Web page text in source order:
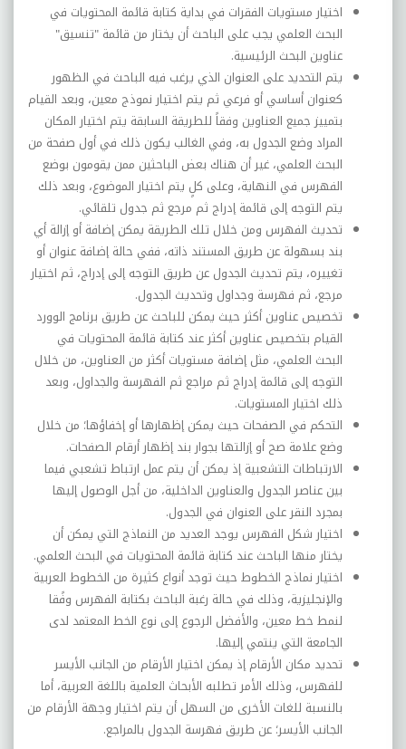
اختيار مستويات الفقرات في بداية كتابة قائمة المحتويات في
البحث العلمي يجب على الباحث أن يختار من قائمة "تنسيق"
عناوين البحث الرئيسية.
يتم التحديد على العنوان الذي يرغب فيه الباحث في الظهور
كعنوان أساسي أو فرعي ثم يتم اختيار نموذج معين، وبعد القيام
بتمييز جميع العناوين وفقاً للطريقة السابقة يتم اختيار المكان
المراد وضع الجدول به، وفي الغالب يكون ذلك في أول صفحة من
البحث العلمي، غير أن هناك بعض الباحثين ممن يقومون بوضع
الفهرس في النهاية، وعلى كلٍ يتم اختيار الموضوع، وبعد ذلك
يتم التوجه إلى قائمة إدراج ثم مرجع ثم جدول تلقائي.
تحديث الفهرس ومن خلال تلك الطريقة يمكن إضافة أو إزالة أي
بند بسهولة عن طريق المستند ذاته، ففي حالة إضافة عنوان أو
تغييره، يتم تحديث الجدول عن طريق التوجه إلى إدراج، ثم اختيار
مرجع، ثم فهرسة وجداول وتحديث الجدول.
تخصيص عناوين أكثرحيث يمكن للباحث عن طريق برنامج الوورد
القيام بتخصيص عناوين أكثرعند كتابة قائمة المحتويات في
البحث العلمي، مثل إضافة مستويات أكثر من العناوين، من خلال
التوجه إلى قائمة إدراج ثم مراجع ثم الفهرسة والجداول، وبعد
ذلك اختيار المستويات.
التحكم في الصفحات حيث يمكن إظهارها أو إخفاؤها؛ من خلال
وضععلامة صح أو إزالتها بجوار بند إظهارأرقام الصفحات.
الارتباطات التشعبيةإذ يمكن أن يتم عمل ارتباط تشعبي فيما
بين عناصر الجدول والعناوين الداخلية، من أجل الوصولإليها
بمجرد النقر على العنوان في الجدول.
اختيار شكل الفهرس يوجد العديد من النماذج التي يمكن أن
يختار منها الباحث عند كتابة قائمة المحتويات في البحث العلمي.
اختيار نماذج الخطوط حيث توجد أنواع كثيرة من الخطوط العربية
والإنجليزية، وذلك في حالة رغبة الباحث بكتابة الفهرس وفًقا
لنمط خط معين، والأفضل الرجوع إلى نوع الخط المعتمد لدى
الجامعة التي ينتمي إليها.
تحديد مكان الأرقامإذ يمكن اختيار الأرقام من الجانب الأيسر
للفهرس، وذلك الأمر تطلبه الأبحاث العلمية باللغة العربية،أما
بالنسبة للغات الأخرى من السهل أن يتم اختيار وجهة الأرقام من
الجانب الأيسر؛ عن طريق فهرسة الجدول بالمراجع.